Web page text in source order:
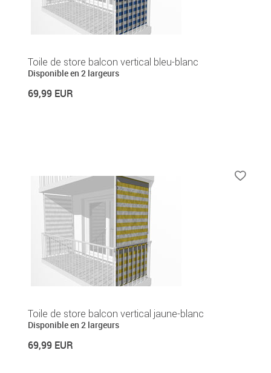
Toile de store balcon vertical bleu-blanc
Disponible en 2 largeurs
69,99 EUR
Toile de store balcon vertical jaune-blanc
Disponible en 2 largeurs
69,99 EUR